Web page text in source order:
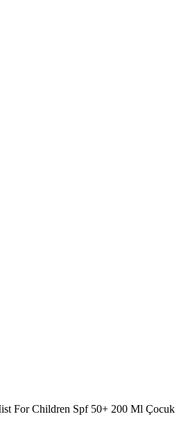
For Children Spf 50+ 200 Ml Çocuk